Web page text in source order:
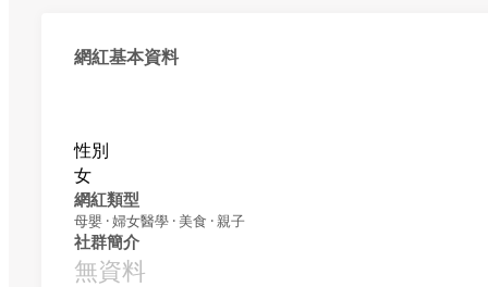
網紅基本資料
性別
女
網紅類型
母嬰 · 婦女醫學 · 美食 · 親子
社群簡介
無資料